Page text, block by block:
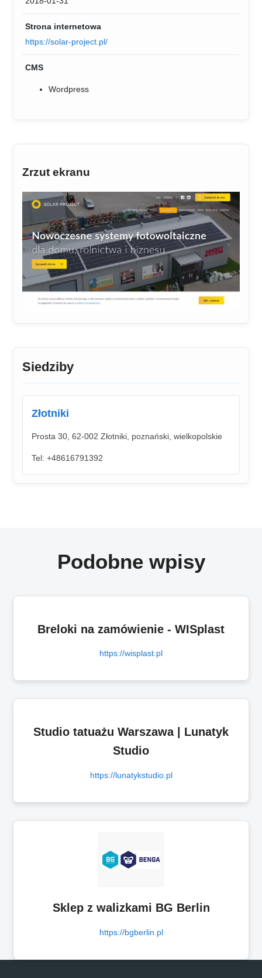
Strona internetowa
https://solar-project.pl/
CMS
Wordpress
Zrzut ekranu
Siedziby
Złotniki
Prosta 30, 62-002 Złotniki, poznański, wielkopolskie
Tel: +48616791392
Podobne wpisy
Breloki na zamówienie - WISplast
https://wisplast.pl
Studio tatuażu Warszawa | Lunatyk
Studio
https://lunatykstudio.pl
Sklep z walizkami BG Berlin
https://bgberlin.pl